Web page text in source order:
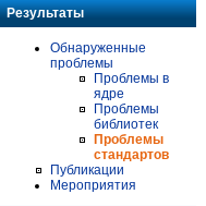
Результаты
Обнаруженные
проблемы
Проблемы в
ядре
Проблемы
библиотек
Проблемы
стандартов
Публикации
Мероприятия